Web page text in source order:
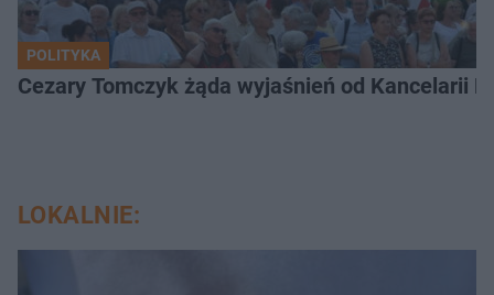
POLITYKA
Cezary Tomczyk żąda wyjaśnień od Kancelarii
LOKALNIE: